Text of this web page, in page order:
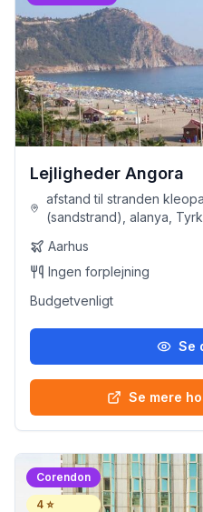
Lejligheder Angora
afstand til stranden
(sandstrand), alanya,
Aarhus
Ingen forplejning
Budgetvenligt
Se
Se mere
Corendon
4 ⭐